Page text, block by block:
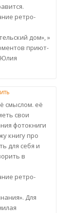
ретро-
дом», »
приют-
смыслом. её
свои
фотокниги
книгу про
для себя и
в
ретро-
Для